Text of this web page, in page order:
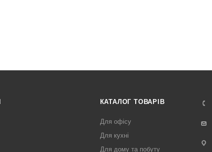
КАТАЛОГ ТОВАРІВ
Для офісу
Для кухні
Для дому та побуту